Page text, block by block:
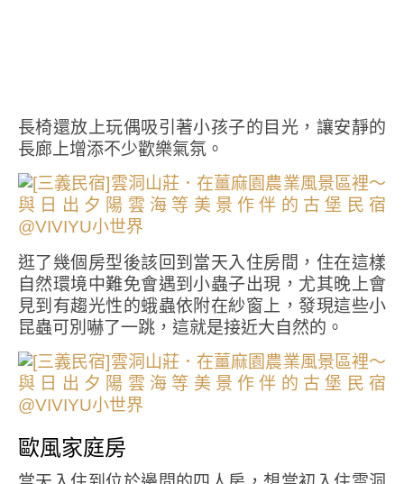
長椅還放上玩偶吸引著小孩子的目光，讓安靜的
長廊上增添不少歡樂氣氛。
逛了幾個房型後該回到當天入住房間，住在這樣
自然環境中難免會遇到小蟲子出現，尤其晚上會
見到有趨光性的蛾蟲依附在紗窗上，發現這些小
昆蟲可別嚇了一跳，這就是接近大自然的。
歐風家庭房